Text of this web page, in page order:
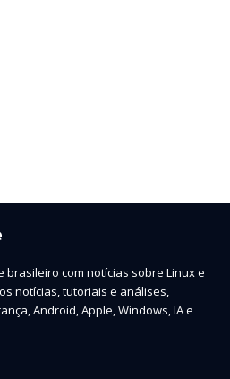
brasileiro com notícias sobre Linux e
notícias, tutoriais e análises,
Android, Apple, Windows, IA e